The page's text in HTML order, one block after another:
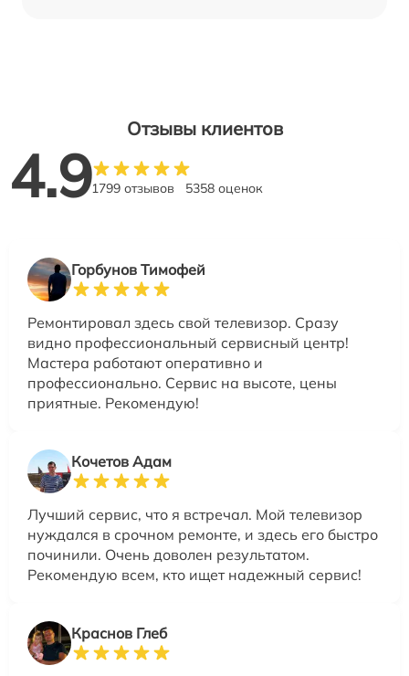
Отзывы клиентов
4.91799 отзывов 5358 оценок
Горбунов Тимофей
Ремонтировал здесь свой телевизор. Сразу
видно профессиональный сервисный центр!
Мастера работают оперативно и
профессионально. Сервис на высоте, цены
приятные. Рекомендую!
Кочетов Адам
Лучший сервис, что я встречал. Мой телевизор
нуждался в срочном ремонте, и здесь его быстро
починили. Очень доволен результатом.
Рекомендую всем, кто ищет надежный сервис!
Краснов Глеб